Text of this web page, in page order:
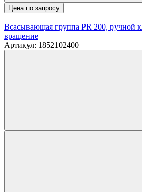
Цена по запросу
Всасывающая группа PR 200, ручной
вращение
Артикул: 1852102400